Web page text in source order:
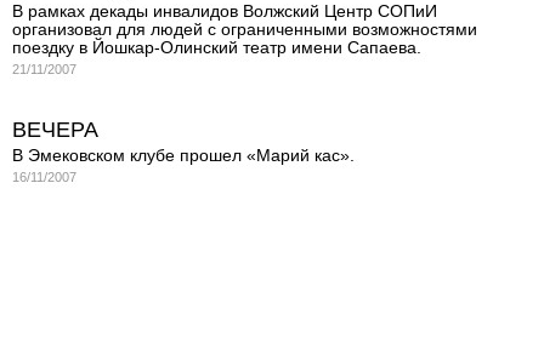
В рамках декады инвалидов Волжский Центр СОПиИ
организовал для людей с ограниченными возможностями
поездку в Йошкар-Олинский театр имени Сапаева.
21/11/2007
ВЕЧЕРА
В Эмековском клубе прошел «Марий кас».
16/11/2007